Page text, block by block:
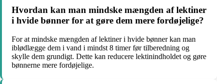
Hvordan kan man mindske mængden af lektiner
i hvide bønner for at gøre dem mere fordøjelige?
For at mindske mængden af lektiner i hvide bønner kan man
iblødlægge dem i vand i mindst 8 timer før tilberedning og
skylle dem grundigt. Dette kan reducere lektinindholdet og gøre
bønnerne mere fordøjelige.